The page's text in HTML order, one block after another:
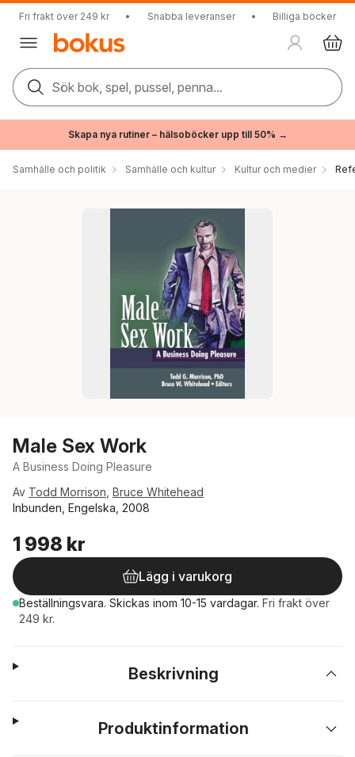
Fri frakt över 249 kr • Snabba leveranser • Billiga böcker
Sök bok, spel, pussel, penna...
Skapa nya rutiner – hälsoböcker upp till 50% →
Samhälle och politik Samhälle och kultur Kultur och medier
Male Sex Work
A Business Doing Pleasure
Av Todd Morrison Bruce Whitehead
Inbunden, Engelska, 2008
1 998 kr
Lägg i varukorg
Beställningsvara. Skickas inom 10-15 vardagar. Fri frakt över
249 kr.
Beskrivning
Produktinformation